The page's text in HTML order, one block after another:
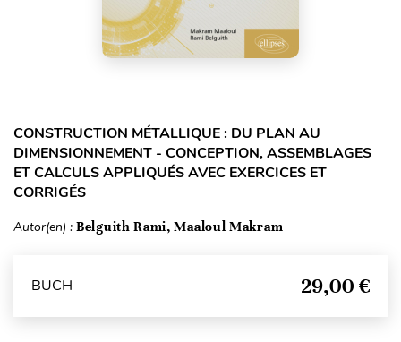
CONSTRUCTION MÉTALLIQUE : DU PLAN AU
DIMENSIONNEMENT - CONCEPTION, ASSEMBLAGES
ET CALCULS APPLIQUÉS AVEC EXERCICES ET
CORRIGÉS
Autor(en) : Belguith Rami, Maaloul Makram
BUCH 29,00 €